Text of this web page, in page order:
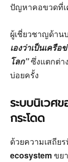
ปัญหาคอขวดที่
ผู้เชี่ยวชาญด้าน
เองว่าเป็นเครื
โลก”ซึ่งแตกต่า
บ่อยครั้ง
ระบบนิเวศ
กระโดด
ด้วยความเสถีย
ecosystemขย